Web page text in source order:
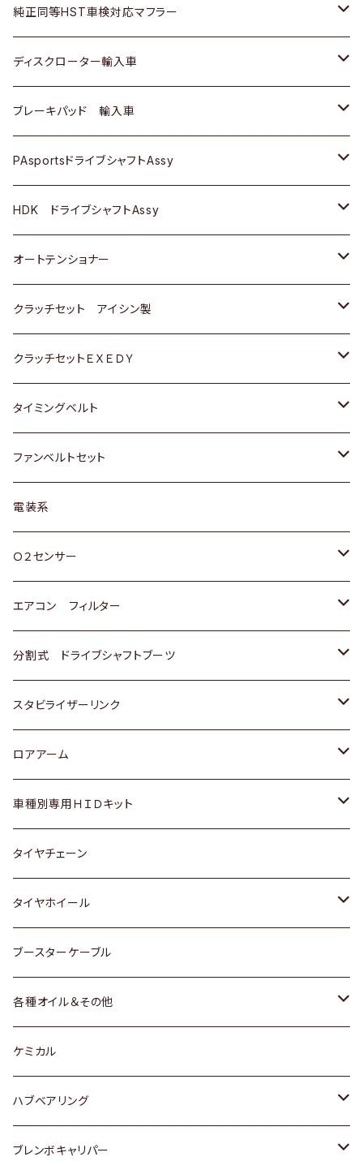
スバル
三菱
スバル
ダイハツ
マツダ
三菱
スバル
ＢＥＮＺ
ダイハツ
マツダ
三菱
スバル
いすゞ
ダイハツ
マツダ
三菱
スバル
スズキ
日産
ダイハツ
マツダ
三菱
スバル
ホンダ
スズキ
日産
ダイハツ
マツダ
三菱
スバル
ホンダ
スズキ
日産
ダイハツ
マツダ
三菱
スバル
純正同等HST車検対応マフラー
トヨタ
ホンダ
スズキ
日産
いすゞ
ダイハツ
マツダ
三菱
スバル
日野
ディスクローター輸入車
ＡＵＤＩ
ＢＥＮＺ
ＢＭＷ
GOLF
ＷＡＧＥＮ
アストロ（シボレー）
クライスラー
ブレーキパッド 輸入車
ＢＥＮＺ
ＢＭＷ
ＷＡＧＥＮ
ＶＯＬＶＯ
PAsportsドライブシャフトAssy
トヨタ
ホンダ
スズキ
日産
ダイハツ
マツダ
三菱
スバル
HDK ドライブシャフトAssy
スズキ
ダイハツ
日産
ホンダ
マツダ
オートテンショナー
トヨタ
クラッチセット アイシン製
ホンダ
スズキ
ダイハツ
マツダ
三菱
スバル
クラッチセットＥＸＥＤＹ
ホンダ
スズキ
日産
ダイハツ
マツダ
三菱
スバル
タイミングベルト
トヨタ
スズキ
ダイハツ
三菱
スバル
ファンベルトセット
トヨタ
ホンダ
スズキ
日産
いすゞ
ダイハツ
マツダ
三菱
スバル
レクサス
電装系
Ｏ２センサー
トヨタ
ホンダ
スズキ
日産
ダイハツ
マツダ
三菱
スバル
エアコン フィルター
トヨタ
ホンダ
スズキ
日産
いすゞ
ダイハツ
マツダ
三菱
スバル
分割式 ドライブシャフトブーツ
トヨタ
ホンダ
スズキ
日産
ダイハツ
スバル
スタビライザーリンク
トヨタ
ホンダ
スズキ
日産
ダイハツ
マツダ
ロアアーム
ホンダ
スズキ
日産
ダイハツ
マツダ
スバル
車種別専用ＨＩＤキット
トヨタ
マツダ
タイヤチェーン
タイヤホイール
トヨタ
ホンダ
スズキ
日産
ダイハツ
ブースターケーブル
各種オイル＆その他
ディーデル洗浄添加剤
ケミカル
ハブベアリング
トヨタ
ブレンボキャリパー